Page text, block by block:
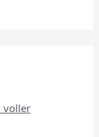
voller